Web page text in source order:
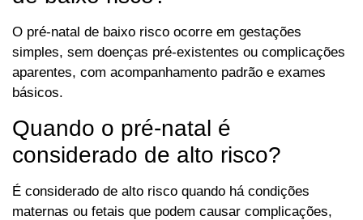
O pré-natal de baixo risco ocorre em gestações
simples, sem doenças pré-existentes ou complicações
aparentes, com acompanhamento padrão e exames
básicos.
Quando o pré-natal é
considerado de alto risco?
É considerado de alto risco quando há condições
maternas ou fetais que podem causar complicações,